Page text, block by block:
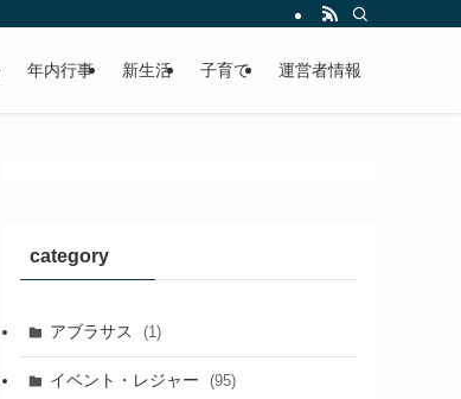
年内行事 新生活 子育て 運営者情報
category
アブラサス (1)
イベント・レジャー (95)